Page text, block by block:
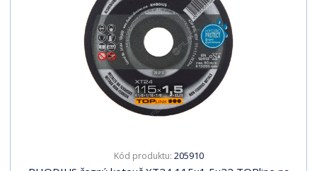
Kód produktu: 205910